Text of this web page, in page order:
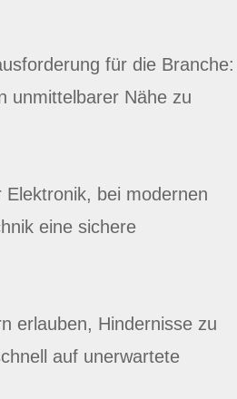
für die Branche:
unmittelbarer Nähe zu
bei modernen
eine sichere
erlauben, Hindernisse zu
auf unerwartete